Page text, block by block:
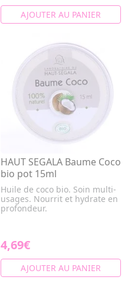
AJOUTER AU PANIER
HAUT SEGALA Baume Coco
bio pot 15ml
Huile de coco bio. Soin multi-
usages. Nourrit et hydrate en
profondeur.
4,69€
AJOUTER AU PANIER